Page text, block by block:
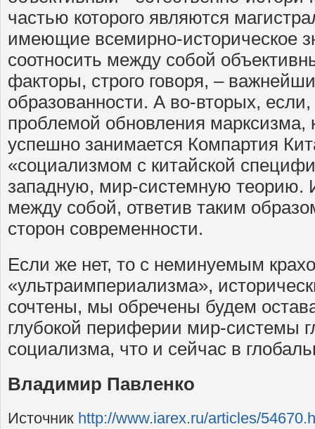
частью которого являются
имеющие всемирно-историческое
соотносить между собой
факторы, строго говоря, –
образованности. А во-вторых,
проблемой обновления марксизма,
успешно занимается Компартия
«социализмом с китайской
западную, мир-системную теорию.
между собой, ответив таким
сторон современности.
Если же нет, то с неминуемым
«ультраимпериализма»,
сочтены, мы обречены будем
глубокой периферии мир-системы
социализма, что и сейчас в
Владимир Павленко
Источник http://www.iarex.ru/articles/